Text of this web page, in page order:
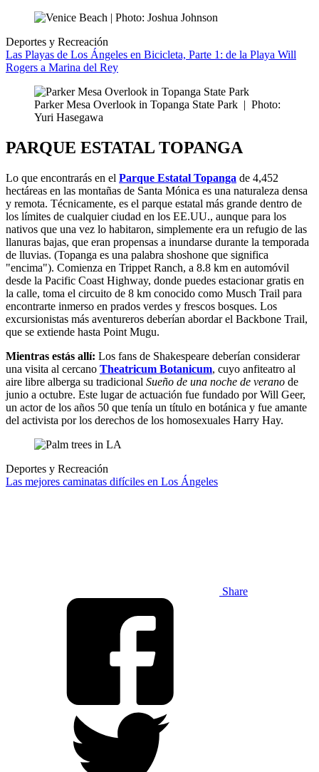
Deportes y Recreación
Las Playas de Los Ángeles en Bicicleta, Parte 1: de la Playa Will
Rogers a Marina del Rey
Parker Mesa Overlook in Topanga State Park | Photo:
Yuri Hasegawa
PARQUE ESTATAL TOPANGA
Lo que encontrarás en el Parque Estatal Topanga de 4,452
hectáreas en las montañas de Santa Mónica es una naturaleza densa
y remota. Técnicamente, es el parque estatal más grande dentro de
los límites de cualquier ciudad en los EE.UU., aunque para los
nativos que una vez lo habitaron, simplemente era un refugio de las
llanuras bajas, que eran propensas a inundarse durante la temporada
de lluvias. (Topanga es una palabra shoshone que significa
"encima"). Comienza en Trippet Ranch, a 8.8 km en automóvil
desde la Pacific Coast Highway, donde puedes estacionar gratis en
la calle, toma el circuito de 8 km conocido como Musch Trail para
encontrarte inmerso en prados verdes y frescos bosques. Los
excursionistas más aventureros deberían abordar el Backbone Trail,
que se extiende hasta Point Mugu.
Mientras estás allí: Los fans de Shakespeare deberían considerar
una visita al cercano Theatricum Botanicum, cuyo anfiteatro al
aire libre alberga su tradicional Sueño de una noche de verano de
junio a octubre. Este lugar de actuación fue fundado por Will Geer,
un actor de los años 50 que tenía un título en botánica y fue amante
del activista por los derechos de los homosexuales Harry Hay.
Deportes y Recreación
Las mejores caminatas difíciles en Los Ángeles
Share